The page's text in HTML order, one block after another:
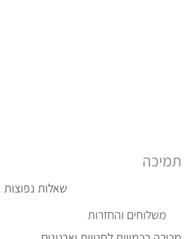
תמיכה
שאלות נפוצות
משלוחים והחזרות